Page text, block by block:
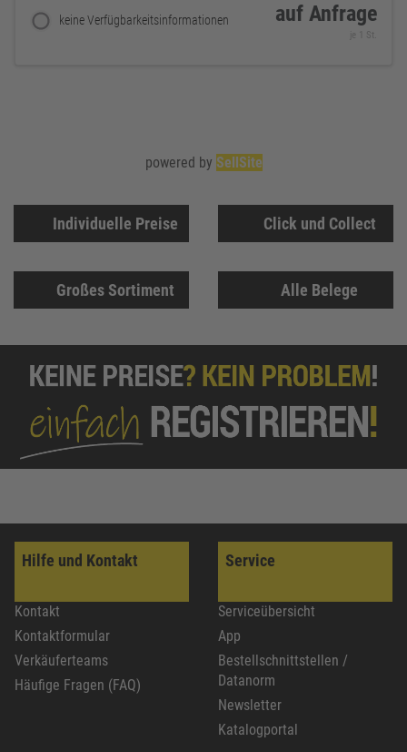
keine Verfügbarkeitsinformationen auf Anfrage
je 1 St.
Individuelle Preise Click und Collect
Großes Sortiment Alle Belege
Hilfe und Kontakt
Kontakt
Kontaktformular
Verkäuferteams
Häufige Fragen (FAQ)
Service
Serviceübersicht
App
Bestellschnittstellen /
Datanorm
Newsletter
Katalogportal
powered by SellSite